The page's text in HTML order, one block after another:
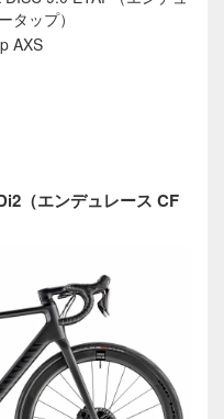
タップ）
AXS
（エンデュレース CF